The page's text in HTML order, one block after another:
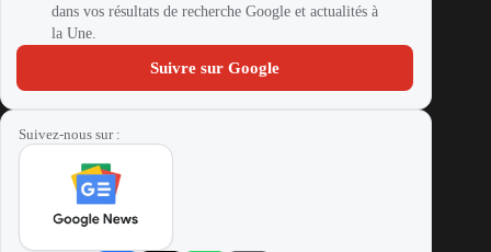
dans vos résultats de recherche Google et actualités à
la Une.
Suivre sur Google
Suivez-nous sur :